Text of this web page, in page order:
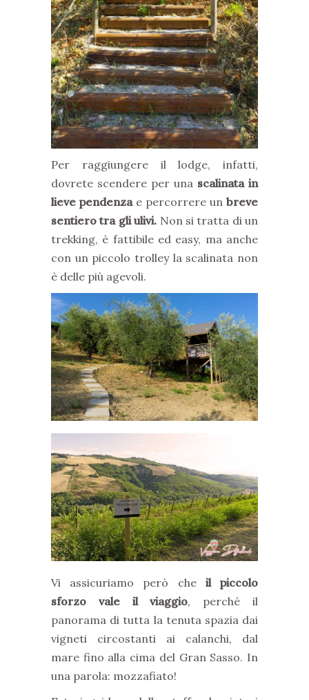
Per raggiungere il lodge, infatti,
dovrete scendere per una scalinata in
lieve pendenzae percorrere un breve
sentiero tra gli ulivi. Non si tratta di un
trekking, è fattibile ed easy, ma anche
con un piccolo trolley la scalinata non
è delle più agevoli.
Vi assicuriamo però che il piccolo
sforzo vale il viaggio, perché il
panorama di tutta la tenuta spazia dai
vigneti circostanti ai calanchi, dal
mare fino alla cima del Gran Sasso. In
una parola: mozzafiato!